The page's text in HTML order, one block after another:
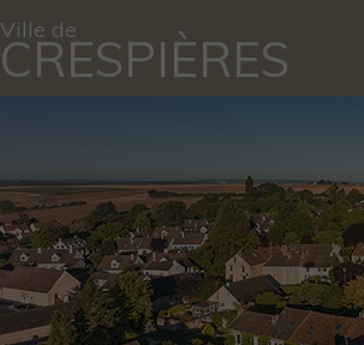
Ville de
CRESPIÈRES